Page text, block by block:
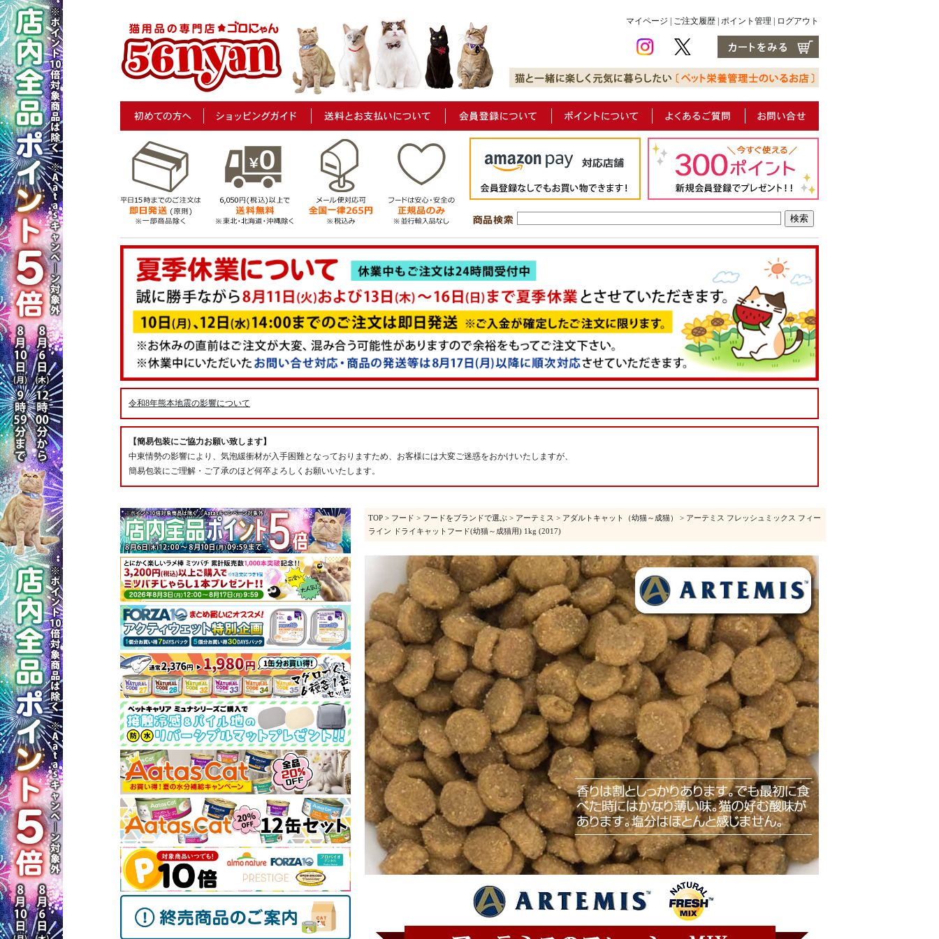
マイページ ご注文履歴 ポイント管理 ログアウト
令和8年熊本地震の影響について
【簡易包装にご協力お願い致します】
中東情勢の影響により、気泡緩衝材が入手困難となっておりますため、お客様には大変ご迷惑をおかけいたしますが、
簡易包装にご理解・ご了承のほど何卒よろしくお願いいたします。
TOP > フード > フードをブランドで選ぶ > アーテミス > アダルトキャット（幼猫～成猫）
> アーテミス フレッシュミックス フィー
ライン ドライキャットフード(幼猫～成猫用) 1kg (2017)